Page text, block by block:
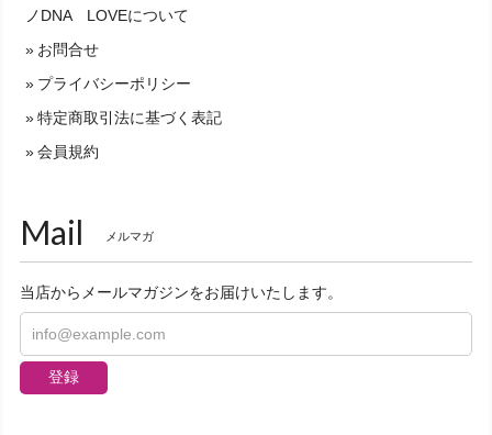
ノDNA LOVEについて
お問合せ
プライバシーポリシー
特定商取引法に基づく表記
会員規約
Mail メルマガ
当店からメールマガジンをお届けいたします。
登録